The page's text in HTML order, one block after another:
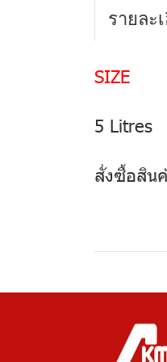
รายละ
SIZE
5 Litres
สั่งซื้อสิน